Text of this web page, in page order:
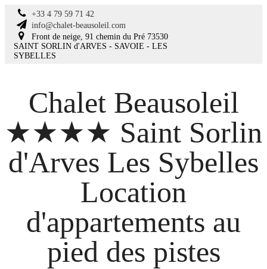
+33 4 79 59 71 42
info@chalet-beausoleil.com
Front de neige, 91 chemin du Pré 73530
SAINT SORLIN d'ARVES - SAVOIE - LES
SYBELLES
Chalet Beausoleil
★★★★ Saint Sorlin
d'Arves Les Sybelles
Location
d'appartements au
pied des pistes